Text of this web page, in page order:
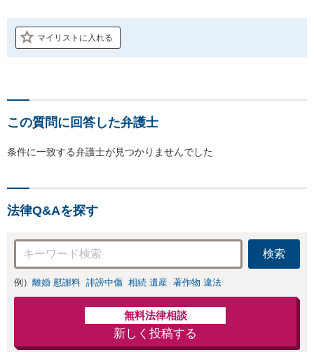
マイリストに入れる
この質問に回答した弁護士
条件に一致する弁護士が見つかりませんでした
法律Q&Aを探す
検索
例） 離婚 慰謝料 誹謗中傷 相続 遺産 著作物 違法
無料法律相談
新しく投稿する